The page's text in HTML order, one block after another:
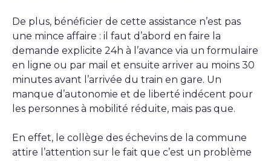
De plus, bénéficier de cette assistance n’est pas
une mince affaire : il faut d’abord en faire la
demande explicite 24h à l’avance via un formulaire
en ligne ou par mail et ensuite arriver au moins 30
minutes avant l’arrivée du train en gare. Un
manque d’autonomie et de liberté indécent pour
les personnes à mobilité réduite, mais pas que.
En effet, le collège des échevins de la commune
attire l’attention sur le fait que c’est un problème